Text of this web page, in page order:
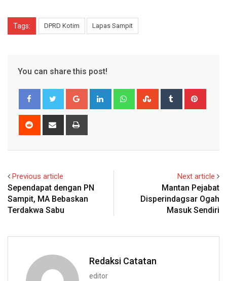
Tags: DPRD Kotim Lapas Sampit
You can share this post!
Google+ LinkedIn WhatsappStumbleUpon
Tumblr
Reddit
Share
Previous article
Sependapat dengan PN
Sampit, MA Bebaskan
Terdakwa Sabu
Next article
Mantan Pejabat
Disperindagsar Ogah
Masuk Sendiri
Redaksi Catatan
editor